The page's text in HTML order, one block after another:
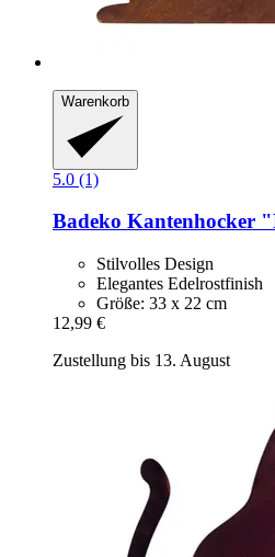
Warenkorb
5.0 (1)
Badeko Kantenhocker
Stilvolles Design
Elegantes Edelrostfinish
Größe: 33 x 22 cm
12,99 €
Zustellung bis 13. August